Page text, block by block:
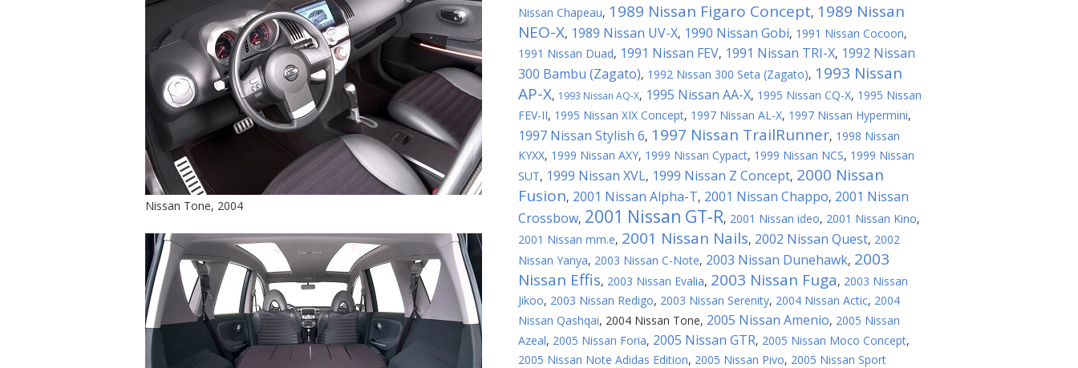
Nissan Tone, 2004
Nissan Chapeau, 1989 Nissan Figaro Concept, 1989 Nissan
NEO-X, 1989 Nissan UV-X, 1990 Nissan Gobi, 1991 Nissan Cocoon,
1991 Nissan Duad, 1991 Nissan FEV, 1991 Nissan TRI-X, 1992 Nissan
300 Bambu (Zagato), 1992 Nissan 300 Seta (Zagato), 1993 Nissan
AP-X, 1993 Nissan AQ-X, 1995 Nissan AA-X, 1995 Nissan CQ-X, 1995 Nissan
FEV-II, 1995 Nissan XIX Concept, 1997 Nissan AL-X, 1997 Nissan Hypermini,
1997 Nissan Stylish 6, 1997 Nissan TrailRunner, 1998 Nissan
KYXX, 1999 Nissan AXY, 1999 Nissan Cypact, 1999 Nissan NCS, 1999 Nissan
SUT, 1999 Nissan XVL, 1999 Nissan Z Concept, 2000 Nissan
Fusion, 2001 Nissan Alpha-T, 2001 Nissan Chappo, 2001 Nissan
Crossbow, 2001 Nissan GT-R, 2001 Nissan ideo, 2001 Nissan Kino,
2001 Nissan mm.e, 2001 Nissan Nails, 2002 Nissan Quest, 2002
Nissan Yanya, 2003 Nissan C-Note, 2003 Nissan Dunehawk, 2003
Nissan Effis, 2003 Nissan Evalia, 2003 Nissan Fuga, 2003 Nissan
Jikoo, 2003 Nissan Redigo, 2003 Nissan Serenity, 2004 Nissan Actic, 2004
Nissan Qashqai, 2004 Nissan Tone, 2005 Nissan Amenio, 2005 Nissan
Azeal, 2005 Nissan Foria, 2005 Nissan GTR, 2005 Nissan Moco Concept,
2005 Nissan Note Adidas Edition, 2005 Nissan Pivo, 2005 Nissan Sport